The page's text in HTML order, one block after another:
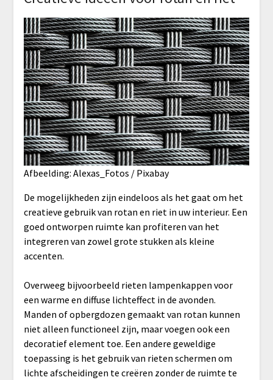
Afbeelding: Alexas_Fotos / Pixabay
De mogelijkheden zijn eindeloos als het gaat om het
creatieve gebruik van rotan en riet in uw interieur. Een
goed ontworpen ruimte kan profiteren van het
integreren van zowel grote stukken als kleine
accenten.
Overweeg bijvoorbeeld rieten lampenkappen voor
een warme en diffuse lichteffect in de avonden.
Manden of opbergdozen gemaakt van rotan kunnen
niet alleen functioneel zijn, maar voegen ook een
decoratief element toe. Een andere geweldige
toepassing is het gebruik van rieten schermen om
lichte afscheidingen te creëren zonder de ruimte te